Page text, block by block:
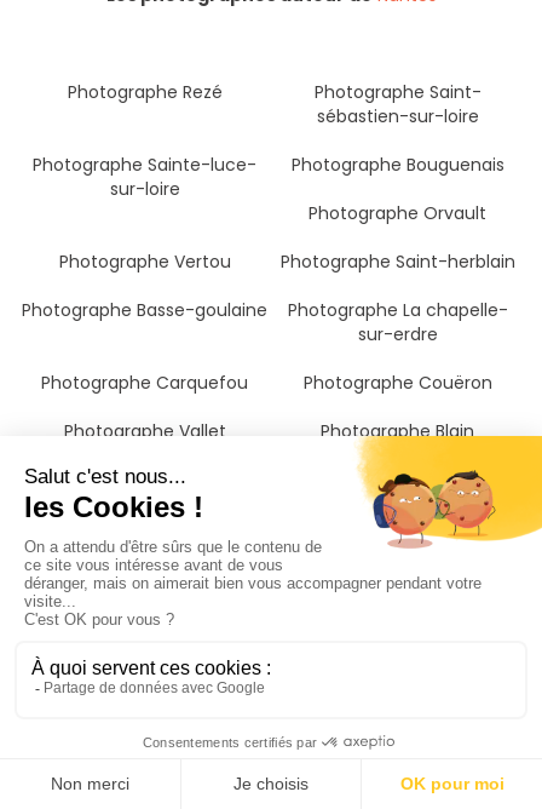
Photographe Rezé
Photographe Saint-
sébastien-sur-loire
Photographe Sainte-luce-
sur-loire
Photographe Bouguenais
Photographe Orvault
Photographe Vertou
Photographe Saint-herblain
Photographe Basse-goulaine
Photographe La chapelle-
sur-erdre
Photographe Carquefou
Photographe Couëron
Photographe Vallet
Photographe Blain
Photographe Pornic
Photographe Saint-brevin-
les-pins
Photographe Pontchâteau
Photographe Challans
Photographe Saint-nazaire
Photographe Redon